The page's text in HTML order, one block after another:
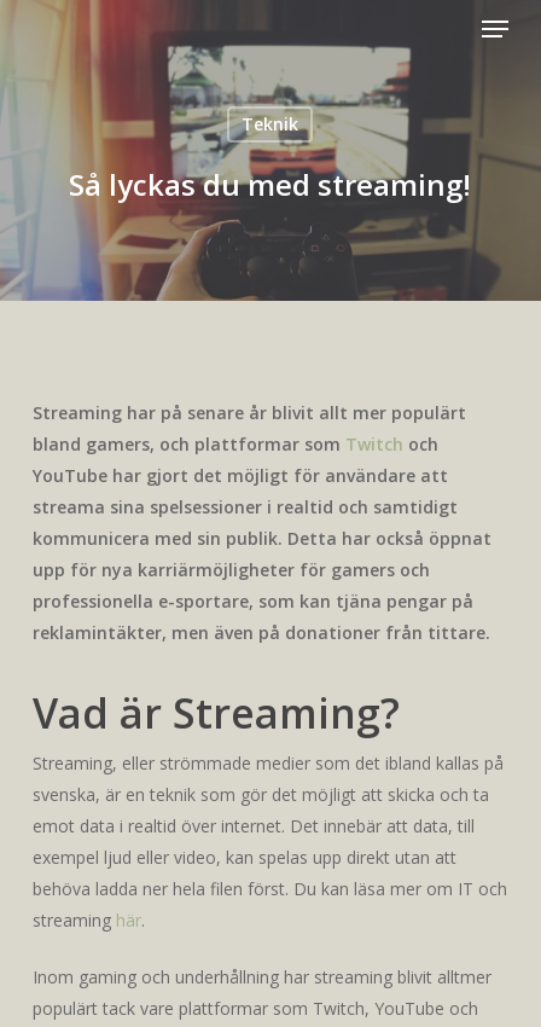
Menu
Teknik
Så lyckas du med streaming!
Streaming har på senare år blivit allt mer populärt
bland gamers, och plattformar som Twitch och
YouTube har gjort det möjligt för användare att
streama sina spelsessioner i realtid och samtidigt
kommunicera med sin publik. Detta har också öppnat
upp för nya karriärmöjligheter för gamers och
professionella e-sportare, som kan tjäna pengar på
reklamintäkter, men även på donationer från tittare.
Vad är Streaming?
Streaming, eller strömmade medier som det ibland kallas på
svenska, är en teknik som gör det möjligt att skicka och ta
emot data i realtid över internet. Det innebär att data, till
exempel ljud eller video, kan spelas upp direkt utan att
behöva ladda ner hela filen först. Du kan läsa mer om IT och
streaming här.
Inom gaming och underhållning har streaming blivit alltmer
populärt tack vare plattformar som Twitch, YouTube och